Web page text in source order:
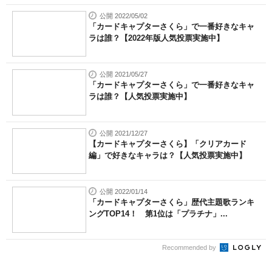
公開 2022/05/02
「カードキャプターさくら」で一番好きなキャ
ラは誰？【2022年版人気投票実施中】
公開 2021/05/27
「カードキャプターさくら」で一番好きなキャ
ラは誰？【人気投票実施中】
公開 2021/12/27
【カードキャプターさくら】「クリアカード
編」で好きなキャラは？【人気投票実施中】
公開 2022/01/14
「カードキャプターさくら」歴代主題歌ランキ
ングTOP14！ 第1位は「プラチナ」...
Recommended by